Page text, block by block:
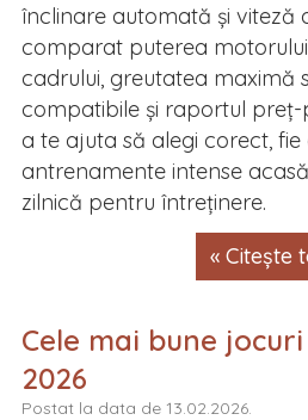
înclinare automată și viteză
comparat puterea
cadrului, greutatea maximă
compatibile și raportul
a te ajuta să alegi corect, fie
antrenamente intense
zilnică pentru întreținere.
« Citește
Cele mai bune
2026
Postat la data de 13.02.2026.